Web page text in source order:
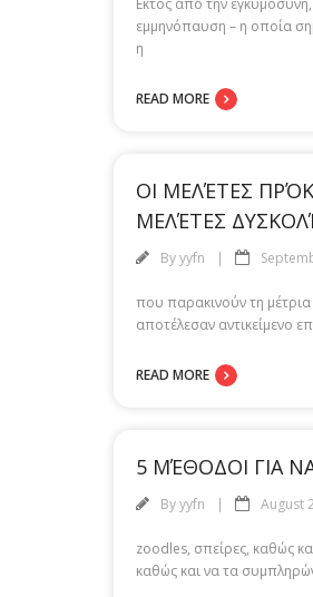
Εκτός από την
εμμηνόπαυση – η οποία
η
READ MORE
ΟΙ ΜΕΛΈΤΕΣ
ΜΕΛΈΤΕΣ
Byyyfn
που παρακινούν τη μέτρια
αποτέλεσαν αντικείμενο
READ MORE
5 ΜΈΘΟΔΟΙ ΓΙΑ
Byyyfn August
zoodles, σπείρες, καθώς
καθώς και να τα